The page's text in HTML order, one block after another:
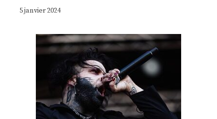
5 janvier 2024